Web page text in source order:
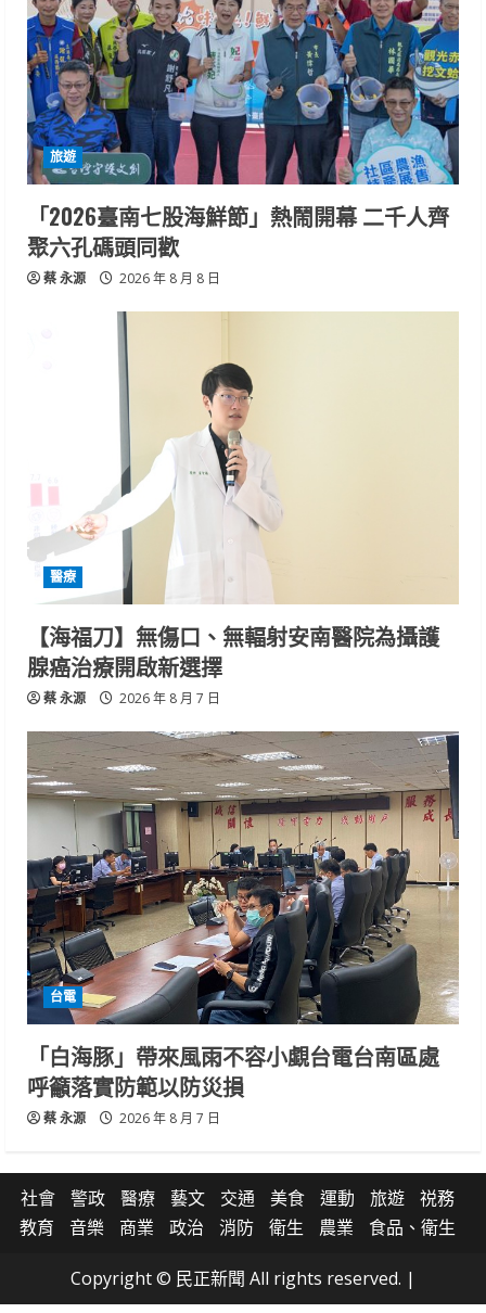
旅遊
「2026臺南七股海鮮節」熱鬧開幕 二千人齊
聚六孔碼頭同歡
蔡 永源 2026 年 8 月 8 日
醫療
【海福刀】無傷口、無輻射安南醫院為攝護
腺癌治療開啟新選擇
蔡 永源 2026 年 8 月 7 日
台電
「白海豚」帶來風雨不容小覷台電台南區處
呼籲落實防範以防災損
蔡 永源 2026 年 8 月 7 日
社會 警政 醫療 藝文 交通 美食 運動 旅遊
祱務
教育
音樂 商業 政治 消防 衛生 農業 食品、衛生
Copyright © 民正新聞 All rights reserved. |